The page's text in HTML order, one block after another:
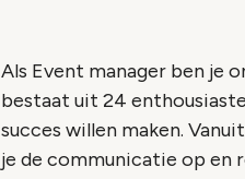
Als Event manager ben je
bestaat uit 24
succes willen maken.
je de communicatie op en